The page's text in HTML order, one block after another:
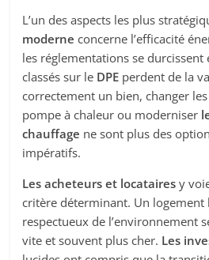
L’un des aspects les plus
moderne concerne l’efficacité
les réglementations se durcissent
classés sur le DPE perdent de la
correctement un bien, changer
pompe à chaleur ou moderniser
chauffage ne sont plus des
impératifs.
Les acheteurs et locataires y
critère déterminant. Un logement
respectueux de l’environnement
vite et souvent plus cher. Les